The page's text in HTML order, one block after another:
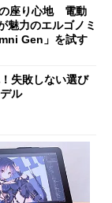
座り心地 電動
魅力のエルゴノミ
Gen」を試す
失敗しない選び
ル